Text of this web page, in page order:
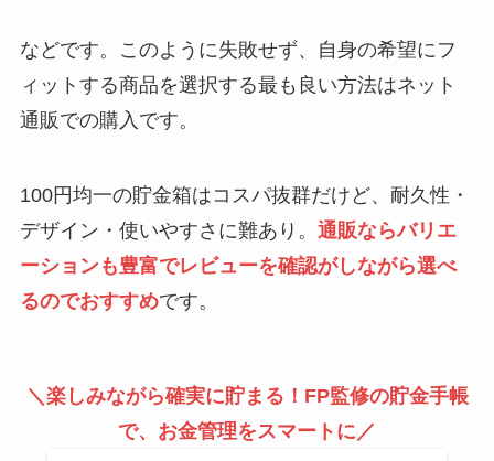
などです。このように失敗せず、自身の希望にフ
ィットする商品を選択する最も良い方法はネット
通販での購入です。
100円均一の貯金箱はコスパ抜群だけど、耐久性・
デザイン・使いやすさに難あり。 通販ならバリエ
ーションも豊富でレビューを確認がしながら選べ
るのでおすすめです。
＼楽しみながら確実に貯まる！FP監修の貯金手帳
で、お金管理をスマートに／